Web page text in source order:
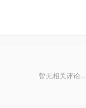
暂无相关评论...